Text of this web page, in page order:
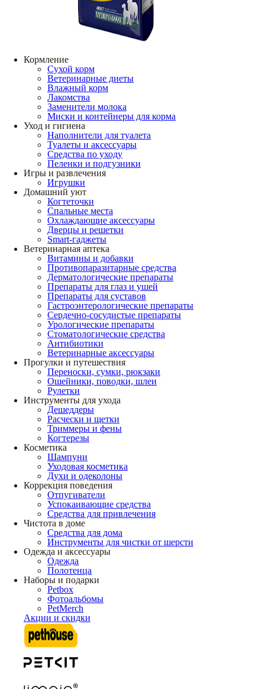
Кормление
Сухой корм
Ветеринарные диеты
Влажный корм
Лакомства
Заменители молока
Миски и контейнеры для корма
Уход и гигиена
Наполнители для туалета
Туалеты и аксессуары
Средства по уходу
Пеленки и подгузники
Игры и развлечения
Игрушки
Домашний уют
Когтеточки
Спальные места
Охлаждающие аксессуары
Дверцы и решетки
Smart-гаджеты
Ветеринарная аптека
Витамины и добавки
Противопаразитарные средства
Дерматологические препараты
Препараты для глаз и ушей
Препараты для суставов
Гастроэнтерологические препараты
Сердечно-сосудистые препараты
Урологические препараты
Стоматологические средства
Антибиотики
Ветеринарные аксессуары
Прогулки и путешествия
Переноски, сумки, рюкзаки
Ошейники, поводки, шлеи
Рулетки
Инструменты для ухода
Дешеддеры
Расчески и щетки
Триммеры и фены
Когтерезы
Косметика
Шампуни
Уходовая косметика
Духи и одеколоны
Коррекция поведения
Отпугиватели
Успокаивающие средства
Средства для привлечения
Чистота в доме
Средства для дома
Инструменты для чистки от шерсти
Одежда и аксессуары
Одежда
Полотенца
Наборы и подарки
Petbox
Фотоальбомы
PetMerch
Акции и скидки